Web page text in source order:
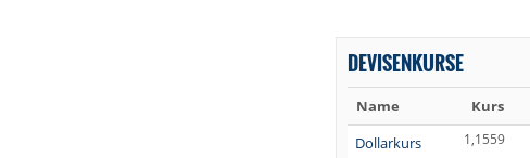
DEVISENKURSE
Name
Kurs
Dollarkurs
1,1559